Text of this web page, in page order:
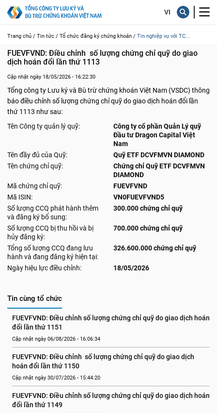
Trang chủ / Tin tức / Tổ chức đăng ký chứng khoán / Tin nghiệp vụ với TC...
FUEVFVND: Điều chỉnh  số lượng chứng chỉ quỹ do giao
dịch hoán đổi lần thứ 1113
Cập nhật ngày 18/05/2026 - 16:22:30
Tổng công ty Lưu ký và Bù trừ chứng khoán Việt Nam (VSDC) thông
báo điều chỉnh số lượng chứng chỉ quỹ do giao dịch hoán đổi lần
thứ 1113 như sau:
Tên Công ty quản lý quỹ:
Công ty cổ phần Quản Lý quỹ
Đầu tư Dragon Capital Việt
Nam
Tên đầy đủ của Quỹ:
Quỹ ETF DCVFMVN DIAMOND
Tên chứng chỉ quỹ:
Chứng chỉ Quỹ ETF DCVFMVN
DIAMOND
Mã chứng chỉ quỹ:
FUEVFVND
Mã ISIN:
VN0FUEVFVND5
Số lượng CCQ phát hành thêm
và đăng ký bổ sung:
300.000 chứng chỉ quỹ
Số lượng CCQ bị thu hồi và bị
hủy đăng ký:
700.000 chứng chỉ quỹ
Tổng số lượng CCQ đang lưu
hành và đang đăng ký hiện tại:
326.600.000 chứng chỉ quỹ
Ngày hiệu lực điều chỉnh: 18/05/2026
Tin cùng tổ chức
FUEVFVND: Điều chỉnh số lượng chứng chỉ quỹ do giao dịch hoán
đổi lần thứ 1151
Cập nhật ngày 06/08/2026 - 16:06:34
FUEVFVND: Điều chỉnh  số lượng chứng chỉ quỹ do giao dịch
hoán đổi lần thứ 1150
Cập nhật ngày 30/07/2026 - 15:44:20
FUEVFVND: Điều chỉnh số lượng chứng chỉ quỹ do giao dịch hoán
đổi lần thứ 1149